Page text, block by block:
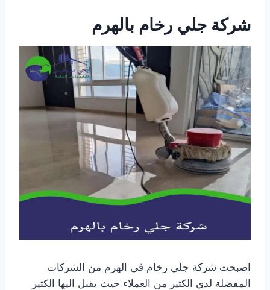
شركة جلي رخام بالهرم
اصبحت شركة جلي رخام في الهرم من الشركات
المفضلة لدي الكثير من العملاء حيث يقبل اليها الكثير